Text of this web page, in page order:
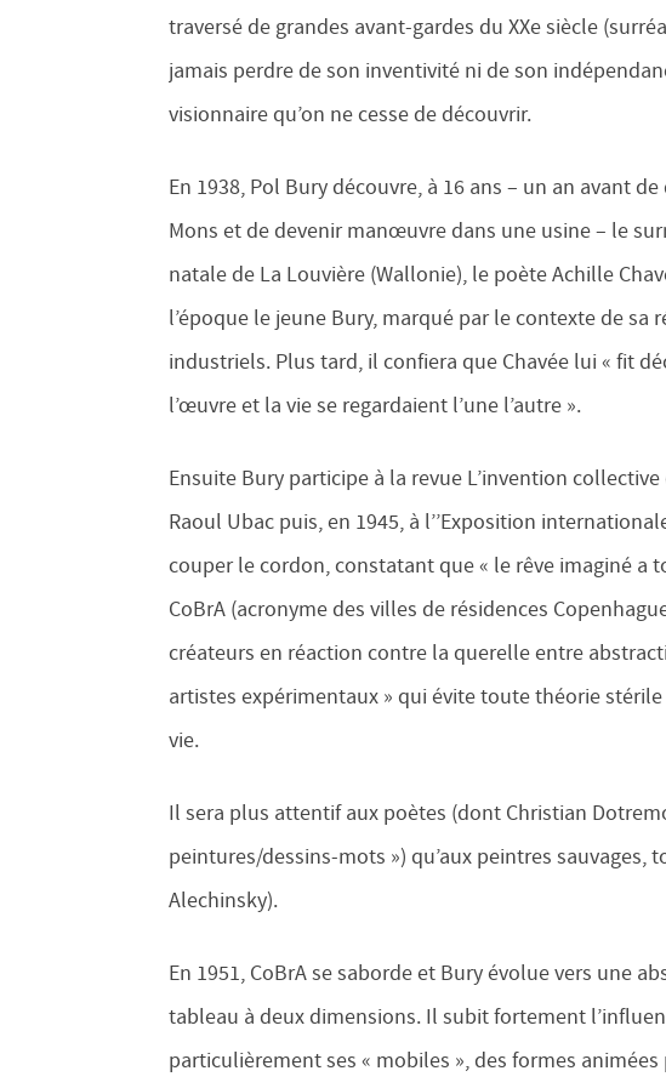
traversé de grandes avant-gardes du XXe siècle
jamais perdre de son inventivité ni de son
visionnaire qu’on ne cesse de découvrir.
En 1938, Pol Bury découvre, à 16 ans – un an avant
Mons et de devenir manœuvre dans une usine – le
natale de La Louvière (Wallonie), le poète Achille
l’époque le jeune Bury, marqué par le contexte de sa
industriels. Plus tard, il confiera que Chavée lui « fit
l’œuvre et la vie se regardaient l’une l’autre ».
Ensuite Bury participe à la revue L’invention
Raoul Ubac puis, en 1945, à l’’Exposition
couper le cordon, constatant que « le rêve imaginé a
CoBrA (acronyme des villes de résidences
créateurs en réaction contre la querelle entre
artistes expérimentaux » qui évite toute théorie
vie.
Il sera plus attentif aux poètes (dont Christian
peintures/dessins-mots ») qu’aux peintres sauvages,
Alechinsky).
En 1951, CoBrA se saborde et Bury évolue vers une
tableau à deux dimensions. Il subit fortement
particulièrement ses « mobiles », des formes